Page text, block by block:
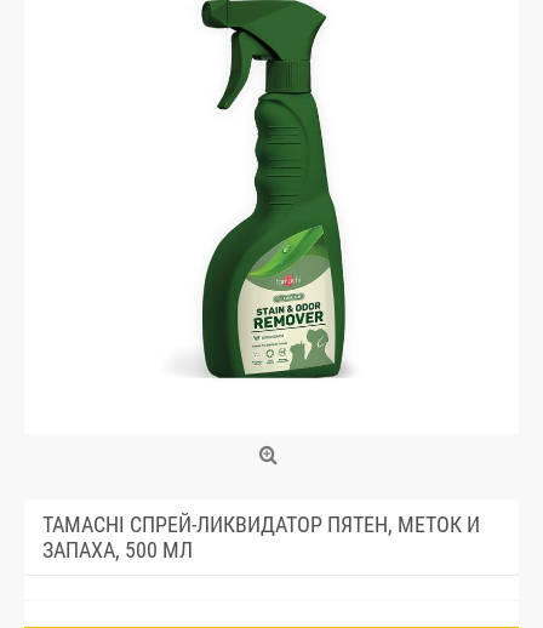
TAMACHI СПРЕЙ-ЛИКВИДАТОР ПЯТЕН, МЕТОК И
ЗАПАХА, 500 МЛ